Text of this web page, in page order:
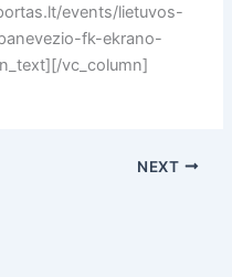
events/lietuvos-
fk-ekrano-
vc_column]
NEXT